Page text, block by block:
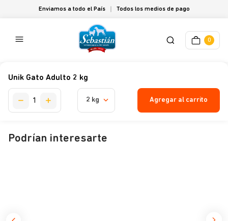
Enviamos a todo el País Todos los medios de pago
0
Unik Gato Adulto 2 kg
2 kg Agregar al carrito
Podrían interesarte